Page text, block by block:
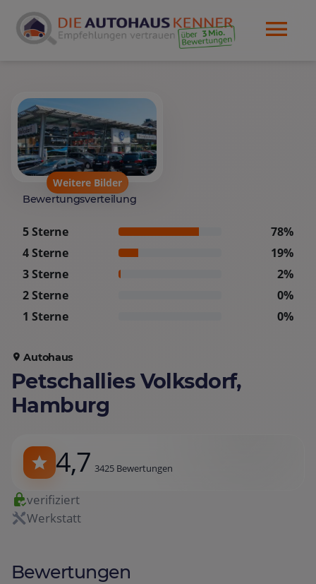
Weitere Bilder
Bewertungsverteilung
5 Sterne
78%
4 Sterne
19%
3 Sterne
2%
2 Sterne
0%
1 Sterne
0%
Autohaus
Petschallies Volksdorf,
Hamburg
4,7 3425 Bewertungen
verifiziert
Werkstatt
Bewertungen